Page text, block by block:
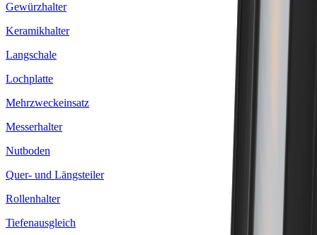
Gewürzhalter
Keramikhalter
Langschale
Lochplatte
Mehrzweckeinsatz
Messerhalter
Nutboden
Quer- und Längsteiler
Rollenhalter
Tiefenausgleich